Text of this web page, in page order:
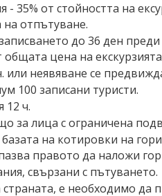
35% от стойността на
отпътуване.
до 36 ден
цена на
или неявяване се
100 записани туристи.
12 ч.
за лица с ограничена
на котировки на
правото да наложи
свързани с пътуването.
е необходимо